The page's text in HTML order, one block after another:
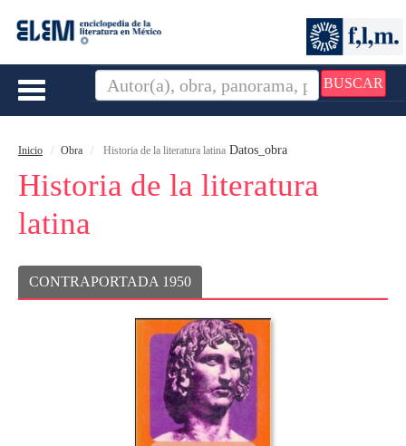
BUSCAR
Toggle
Inicio Obra Historia de la literatura latina Datos_obra
Historia de la literatura
latina
CONTRAPORTADA 1950